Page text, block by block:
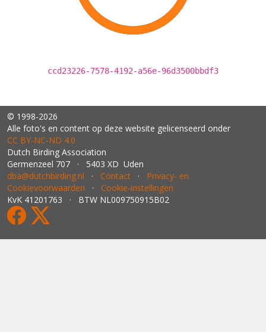
ccd23226-7578-4192-a56e-96d3500bbdf3
© 1998-2026
Alle foto's en content op deze website gelicenseerd onder
CC BY‑NC‑ND 4.0
Dutch Birding Association
Germenzeel 707 · 5403 XD Uden
dba@dutchbirding.nl · Contact · Privacy- en
Cookievoorwaarden · Cookie-instellingen
KvK 41201763 · BTW NL009750915B02